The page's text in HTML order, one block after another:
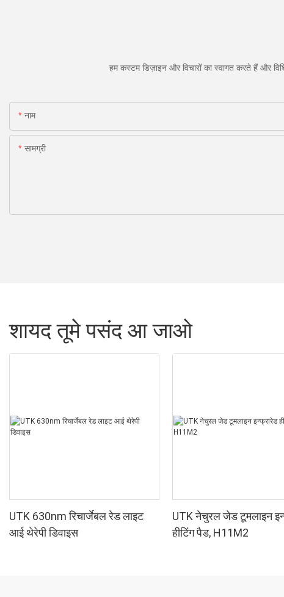
हम कस्टम डिज़ाइन और विचारों का स्वागत करते हैं और
नाम
सामग्री
शायद तूमे पसंद आ जाओ
UTK 630nm रिचार्जेबल रेड लाइट
आई थेरेपी डिवाइस
UTK नेचुरल जेड टूमलाइन
हीटिंग पैड, H11M2